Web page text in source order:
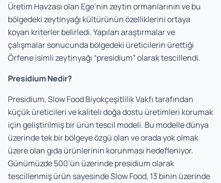
Üretim Havzası olan Ege’nin zeytin ormanlarının ve bu
bölgedeki zeytinyağı kültürünün özelliklerini ortaya
koyan kriterler belirledi. Yapılan araştırmalar ve
çalışmalar sonucunda bölgedeki üreticilerin ürettiği
Örfene isimli zeytinyağı “presidium” olarak tescillendi.
Presidium Nedir?
Presidium, Slow Food Biyokçeşitlilik Vakfı tarafından
küçük üreticileri ve kaliteli doğa dostu üretimleri korumak
için geliştirilmiş bir ürün tescil modeli. Bu modelle dünya
üzerinde tek bir bölgeye özgü olan ve orada yok olmak
üzere olan gıda ürünlerinin korunması hedefleniyor.
Günümüzde 500’ün üzerinde presidium olarak
tescillenmiş ürün sayesinde Slow Food, 13 binin üzerinde